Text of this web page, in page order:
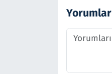
Yorumlar